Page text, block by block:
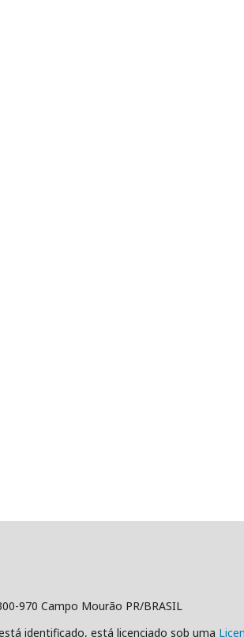
970 Campo Mourão PR/BRASIL
identificado, está licenciado sob uma